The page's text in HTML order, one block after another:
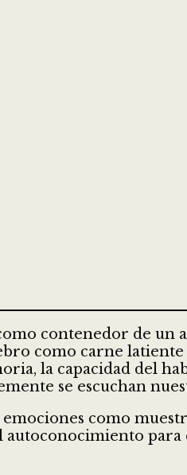
contenedor de un
como carne
la capacidad del
se escuchan
como
para